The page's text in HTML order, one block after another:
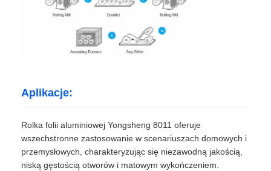
Aluminiowe panele plastra miodu
Aplikacje:
Rolka folii aluminiowej Yongsheng 8011 oferuje
wszechstronne zastosowanie w scenariuszach domowych i
przemysłowych, charakteryzując się niezawodną jakością,
niską gęstością otworów i matowym wykończeniem.